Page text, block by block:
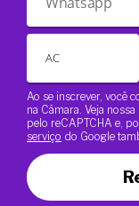
Ao se inscrever, você
na Câmara. Veja nossa
pelo reCAPTCHA e,
serviço do Google